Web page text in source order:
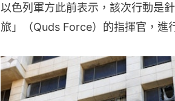
以色列軍方此前表示，該次行動是
旅」（Quds Force）的指揮官，進